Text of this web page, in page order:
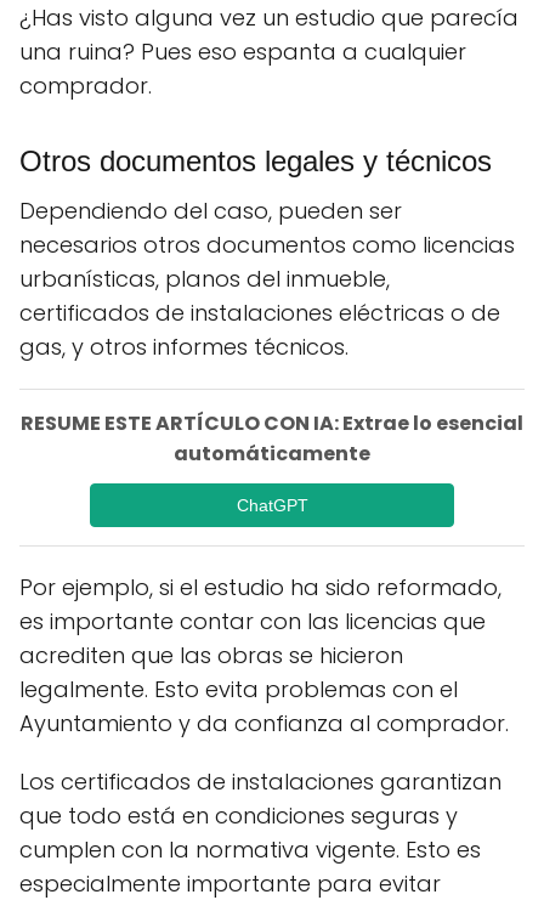
¿Has visto alguna vez un estudio que parecía
una ruina? Pues eso espanta a cualquier
comprador.
Otros documentos legales y técnicos
Dependiendo del caso, pueden ser
necesarios otros documentos como licencias
urbanísticas, planos del inmueble,
certificados de instalaciones eléctricas o de
gas, y otros informes técnicos.
RESUME ESTE ARTÍCULO CON IA: Extrae lo esencial
automáticamente
ChatGPT
Por ejemplo, si el estudio ha sido reformado,
es importante contar con las licencias que
acrediten que las obras se hicieron
legalmente. Esto evita problemas con el
Ayuntamiento y da confianza al comprador.
Los certificados de instalaciones garantizan
que todo está en condiciones seguras y
cumplen con la normativa vigente. Esto es
especialmente importante para evitar